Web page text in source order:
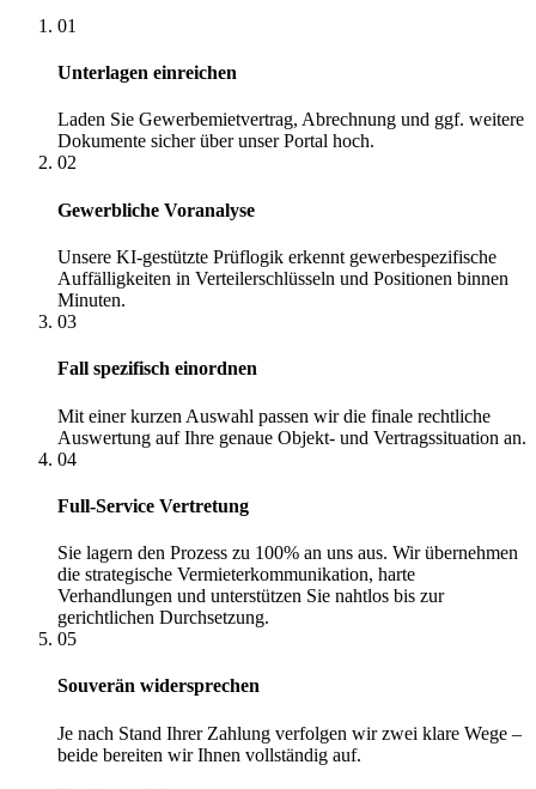
01
Unterlagen einreichen
Laden Sie Gewerbemietvertrag, Abrechnung und ggf. weitere
Dokumente sicher über unser Portal hoch.
02
Gewerbliche Voranalyse
Unsere KI-gestützte Prüflogik erkennt gewerbespezifische
Auffälligkeiten in Verteilerschlüsseln und Positionen binnen
Minuten.
03
Fall spezifisch einordnen
Mit einer kurzen Auswahl passen wir die finale rechtliche
Auswertung auf Ihre genaue Objekt- und Vertragssituation an.
04
Full-Service Vertretung
Sie lagern den Prozess zu 100% an uns aus. Wir übernehmen
die strategische Vermieterkommunikation, harte
Verhandlungen und unterstützen Sie nahtlos bis zur
gerichtlichen Durchsetzung.
05
Souverän widersprechen
Je nach Stand Ihrer Zahlung verfolgen wir zwei klare Wege –
beide bereiten wir Ihnen vollständig auf.